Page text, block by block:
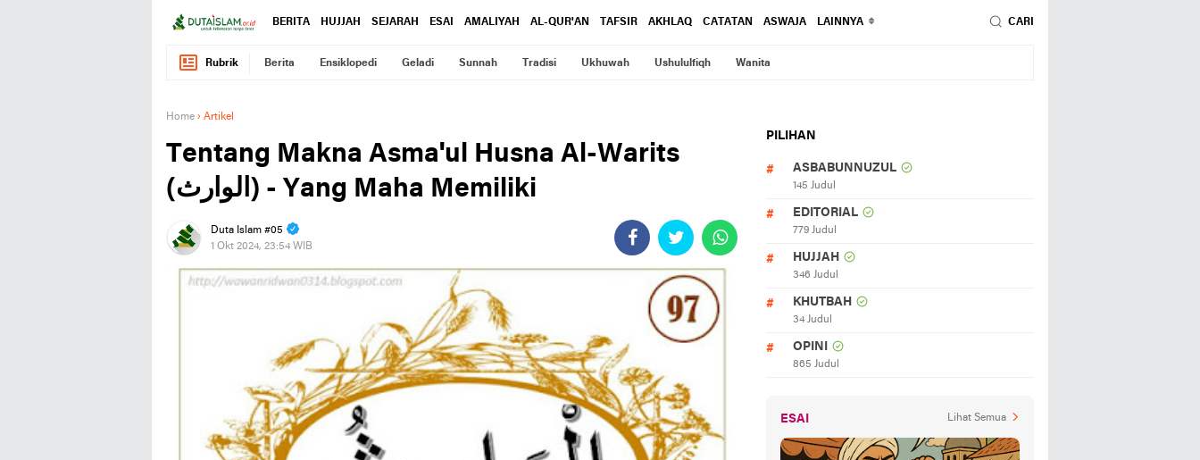
BERITA HUJJAH SEJARAH ESAI AMALIYAH AL-QUR'AN TAFSIR AKHLAQ CATATAN ASWAJA LAINNYA CARI
Rubrik Berita Ensiklopedi Geladi Sunnah Tradisi Ukhuwah Ushululfiqh Wanita
Home › Artikel
Tentang Makna Asma'ul Husna Al-Warits
(الوارث) - Yang Maha Memiliki
Duta Islam #05
1 Okt 2024, 23:54 WIB
PILIHAN
ASBABUNNUZUL
145 Judul
EDITORIAL
779 Judul
HUJJAH
346 Judul
KHUTBAH
34 Judul
OPINI
865 Judul
ESAI Lihat Semua